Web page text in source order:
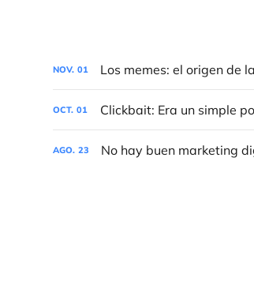
NOV. 01 Los memes: el origen de
OCT. 01 Clickbait: Era un simple
AGO. 23 No hay buen marketing